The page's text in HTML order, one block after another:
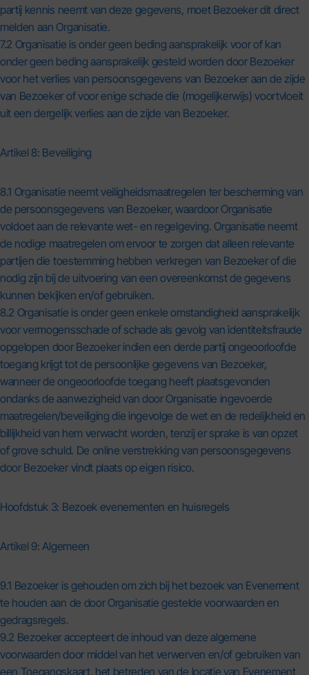
partij kennis neemt van deze gegevens, moet Bezoeker dit direct
melden aan Organisatie.
7.2 Organisatie is onder geen beding aansprakelijk voor of kan
onder geen beding aansprakelijk gesteld worden door Bezoeker
voor het verlies van persoonsgegevens van Bezoeker aan de zijde
van Bezoeker of voor enige schade die (mogelijkerwijs) voortvloeit
uit een dergelijk verlies aan de zijde van Bezoeker.
Artikel 8: Beveiliging
8.1 Organisatie neemt veiligheidsmaatregelen ter bescherming van
de persoonsgegevens van Bezoeker, waardoor Organisatie
voldoet aan de relevante wet- en regelgeving. Organisatie neemt
de nodige maatregelen om ervoor te zorgen dat alleen relevante
partijen die toestemming hebben verkregen van Bezoeker of die
nodig zijn bij de uitvoering van een overeenkomst de gegevens
kunnen bekijken en/of gebruiken.
8.2 Organisatie is onder geen enkele omstandigheid aansprakelijk
voor vermogensschade of schade als gevolg van identiteitsfraude
opgelopen door Bezoeker indien een derde partij ongeoorloofde
toegang krijgt tot de persoonlijke gegevens van Bezoeker,
wanneer de ongeoorloofde toegang heeft plaatsgevonden
ondanks de aanwezigheid van door Organisatie ingevoerde
maatregelen/beveiliging die ingevolge de wet en de redelijkheid en
billijkheid van hem verwacht worden, tenzij er sprake is van opzet
of grove schuld. De online verstrekking van persoonsgegevens
door Bezoeker vindt plaats op eigen risico.
Hoofdstuk 3: Bezoek evenementen en huisregels
Artikel 9: Algemeen
9.1 Bezoeker is gehouden om zich bij het bezoek van Evenement
te houden aan de door Organisatie gestelde voorwaarden en
gedragsregels.
9.2 Bezoeker accepteert de inhoud van deze algemene
voorwaarden door middel van het verwerven en/of gebruiken van
een Toegangskaart, het betreden van de locatie van Evenement